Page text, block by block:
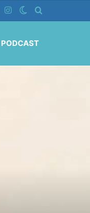
YouTubeInstagramSwitch skin
PODCAST